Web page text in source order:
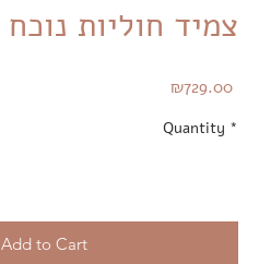
צמיד חוליות נוכח
₪729.00Price
Quantity *
Add to Cart